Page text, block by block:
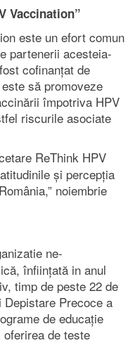
Vaccination”
este un efort comun
partenerii acesteia-
cofinanțat de
să promoveze
împotriva HPV
riscurile asociate
ReThink HPV
și percepția
noiembrie
ne-
înființată in anul
timp de peste 22 de
Precoce a
de educație
de teste